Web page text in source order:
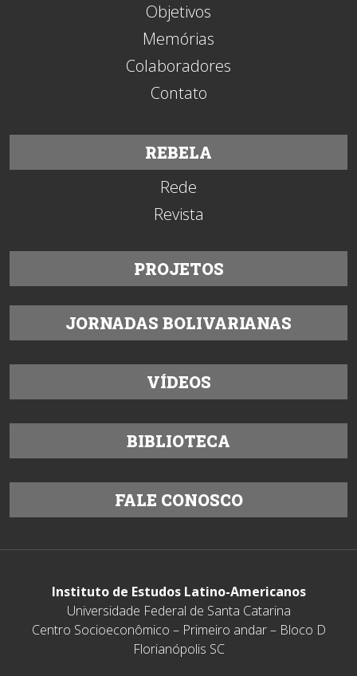
Objetivos
Memórias
Colaboradores
Contato
REBELA
Rede
Revista
PROJETOS
JORNADAS BOLIVARIANAS
VÍDEOS
BIBLIOTECA
FALE CONOSCO
Instituto de Estudos Latino-Americanos
Universidade Federal de Santa Catarina
Centro Socioeconômico – Primeiro andar – Bloco D
Florianópolis SC